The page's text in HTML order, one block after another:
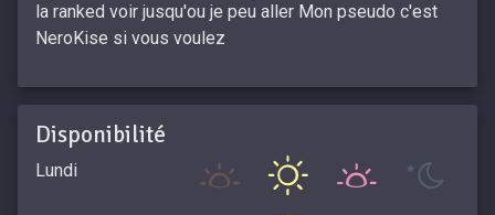
la ranked voir jusqu'ou je peu aller Mon pseudo c'est
NeroKise si vous voulez
Disponibilité
Lundi